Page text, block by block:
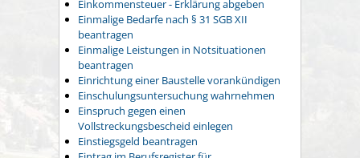
Einkommensteuer - Erklärung abgeben
Einmalige Bedarfe nach § 31 SGB XII
beantragen
Einmalige Leistungen in Notsituationen
beantragen
Einrichtung einer Baustelle vorankündigen
Einschulungsuntersuchung wahrnehmen
Einspruch gegen einen
Vollstreckungsbescheid einlegen
Einstiegsgeld beantragen